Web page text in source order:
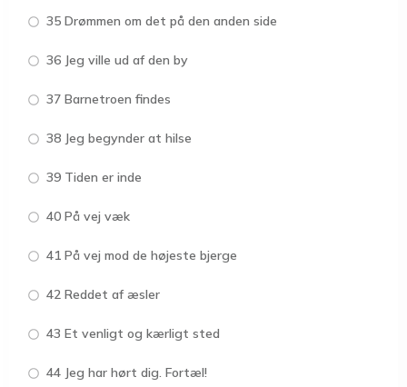
35 Drømmen om det på den anden side
36 Jeg ville ud af den by
37 Barnetroen findes
38 Jeg begynder at hilse
39 Tiden er inde
40 På vej væk
41 På vej mod de højeste bjerge
42 Reddet af æsler
43 Et venligt og kærligt sted
44 Jeg har hørt dig. Fortæl!